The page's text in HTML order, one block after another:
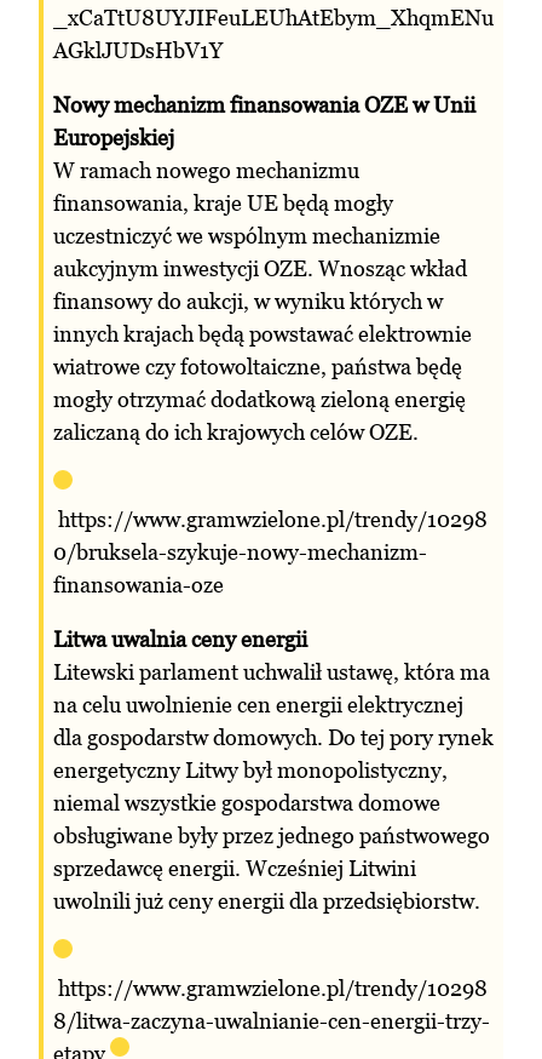
_xCaTtU8UYJIFeuLEUhAtEbym_XhqmENu
AGklJUDsHbV1Y
Nowy mechanizm finansowania OZE w Unii
Europejskiej
W ramach nowego mechanizmu
finansowania, kraje UE będą mogły
uczestniczyć we wspólnym mechanizmie
aukcyjnym inwestycji OZE. Wnosząc wkład
finansowy do aukcji, w wyniku których w
innych krajach będą powstawać elektrownie
wiatrowe czy fotowoltaiczne, państwa będę
mogły otrzymać dodatkową zieloną energię
zaliczaną do ich krajowych celów OZE.
https://www.gramwzielone.pl/trendy/10298
0/bruksela-szykuje-nowy-mechanizm-
finansowania-oze
Litwa uwalnia ceny energii
Litewski parlament uchwalił ustawę, która ma
na celu uwolnienie cen energii elektrycznej
dla gospodarstw domowych. Do tej pory rynek
energetyczny Litwy był monopolistyczny,
niemal wszystkie gospodarstwa domowe
obsługiwane były przez jednego państwowego
sprzedawcę energii. Wcześniej Litwini
uwolnili już ceny energii dla przedsiębiorstw.
https://www.gramwzielone.pl/trendy/10298
8/litwa-zaczyna-uwalnianie-cen-energii-trzy-
etapy